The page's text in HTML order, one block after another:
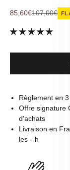
Prix de vente
85,60€Prix normal
107,00€
Règlement en
Offre signature
d'achats
Livraison en
les --h